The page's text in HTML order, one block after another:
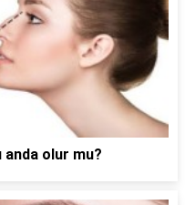
olur mu?